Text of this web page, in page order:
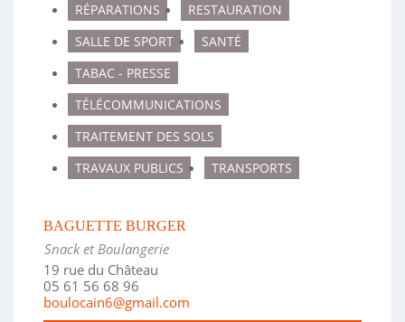
RÉPARATIONS
RESTAURATION
SALLE DE SPORT
SANTÉ
TABAC - PRESSE
TÉLÉCOMMUNICATIONS
TRAITEMENT DES SOLS
TRAVAUX PUBLICS
TRANSPORTS
BAGUETTE BURGER
Snack et Boulangerie
19 rue du Château
05 61 56 68 96
boulocain6@gmail.com